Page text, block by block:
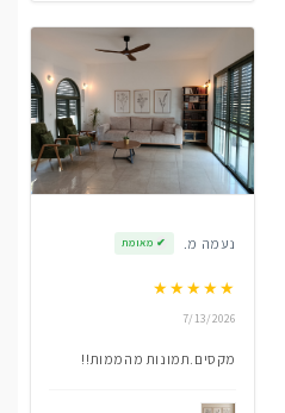
נעמה מ. ✔ מאומת
★★★★★
7/13/2026
מקסים.תמונות מהממות!!